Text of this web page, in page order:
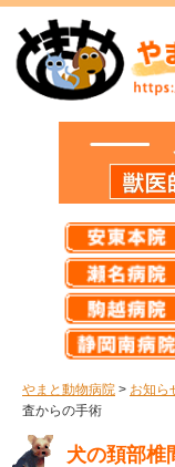
やまと動物病院 > お知ら
査からの手術
犬の頚部椎